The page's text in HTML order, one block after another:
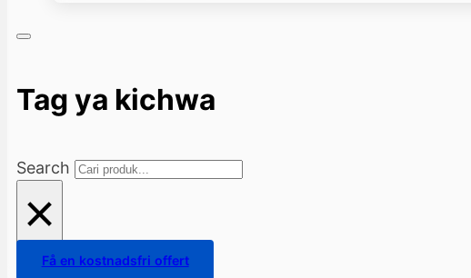
Tag ya kichwa
Search
×
Få en kostnadsfri offert